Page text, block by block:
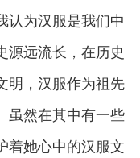
认为汉服是我们中
源远流长，在历史
明，汉服作为祖先
虽然在其中有一些
着她心中的汉服文